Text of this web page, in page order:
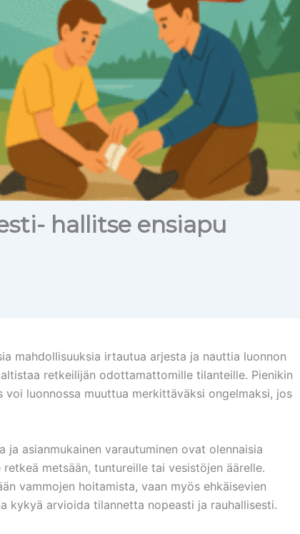
hallitse ensiapu
mahdollisuuksia irtautua arjesta ja nauttia luonnon
retkeilijän odottamattomille tilanteille. Pienikin
voi luonnossa muuttua merkittäväksi ongelmaksi, jos
ja asianmukainen varautuminen ovat olennaisia
metsään, tuntureille tai vesistöjen äärelle.
vammojen hoitamista, vaan myös ehkäisevien
kykyä arvioida tilannetta nopeasti ja rauhallisesti.